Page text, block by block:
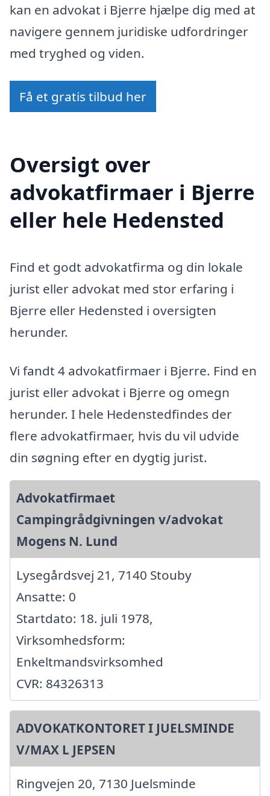
kan en advokat i Bjerre hjælpe dig med at
navigere gennem juridiske udfordringer
med tryghed og viden.
Få et gratis tilbud her
Oversigt over
advokatfirmaer i Bjerre
eller hele Hedensted
Find et godt advokatfirma og din lokale
jurist eller advokat med stor erfaring i
Bjerre eller Hedensted i oversigten
herunder.
Vi fandt 4 advokatfirmaer i Bjerre. Find en
jurist eller advokat i Bjerre og omegn
herunder. I hele Hedenstedfindes der
flere advokatfirmaer, hvis du vil udvide
din søgning efter en dygtig jurist.
Advokatfirmaet
Campingrådgivningen v/advokat
Mogens N. Lund
Lysegårdsvej 21, 7140 Stouby
Ansatte: 0
Startdato: 18. juli 1978,
Virksomhedsform:
Enkeltmandsvirksomhed
CVR: 84326313
ADVOKATKONTORET I JUELSMINDE
V/MAX L JEPSEN
Ringvejen 20, 7130 Juelsminde